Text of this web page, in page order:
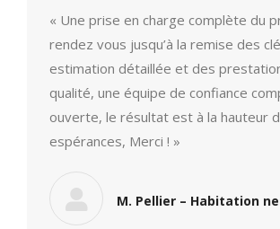
« Une prise en charge complète du
rendez vous jusqu’à la remise des
estimation détaillée et des
qualité, une équipe de confiance
ouverte, le résultat est à la hauteur
espérances, Merci ! »
M. Pellier – Habitation